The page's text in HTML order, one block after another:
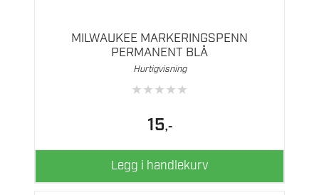
MILWAUKEE MARKERINGSPENN
PERMANENT BLÅ
Hurtigvisning
★★★★★
15,-
Legg i handlekurv